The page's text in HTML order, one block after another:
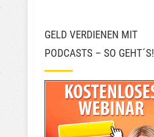
GELD VERDIENEN MIT
PODCASTS – SO GEHT´S!